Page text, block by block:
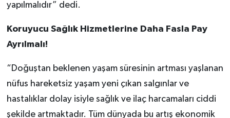
yapılmalıdır” dedi.
Koruyucu Sağlık Hizmetlerine Daha Fasla Pay
Ayrılmalı!
“Doğuştan beklenen yaşam süresinin artması yaşlanan
nüfus hareketsiz yaşam yeni çıkan salgınlar ve
hastalıklar dolay isiyle sağlık ve ilaç harcamaları ciddi
şekilde artmaktadır. Tüm dünyada bu artış ekonomik